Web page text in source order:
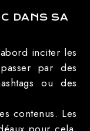
DANS SA
inciter les
par des
ou des
contenus. Les